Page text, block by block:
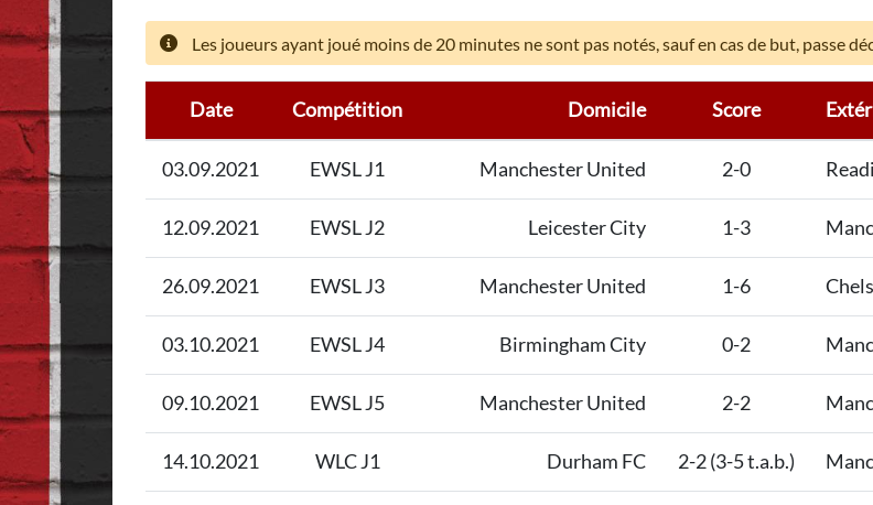
Les joueurs ayant joué moins de 20 minutes ne sont pas notés, sauf en cas de but, passe
Date Compétition Domicile Score
03.09.2021 EWSL J1 Manchester United 2-0
12.09.2021 EWSL J2 Leicester City 1-3
26.09.2021 EWSL J3 Manchester United 1-6
03.10.2021 EWSL J4 Birmingham City 0-2
09.10.2021 EWSL J5 Manchester United 2-2
14.10.2021 WLC J1 Durham FC 2-2 (3-5 t.a.b.)